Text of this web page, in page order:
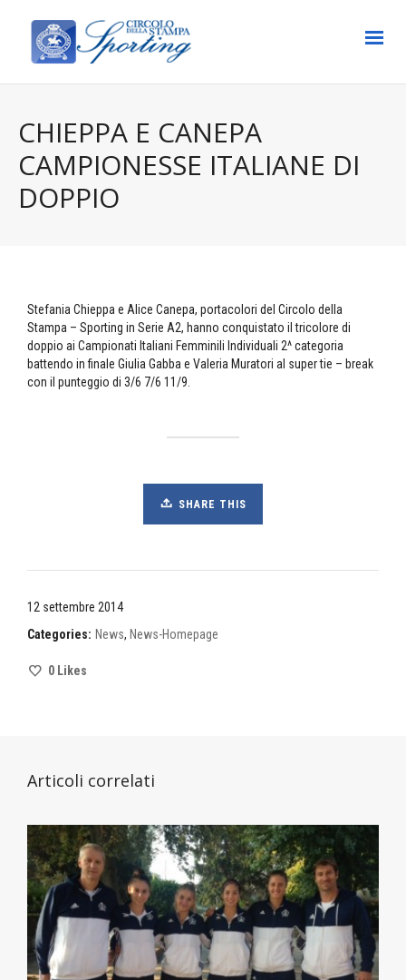
CHIEPPA E CANEPA
CAMPIONESSE ITALIANE DI
DOPPIO
Stefania Chieppa e Alice Canepa, portacolori del Circolo della
Stampa – Sporting in Serie A2, hanno conquistato il tricolore di
doppio ai Campionati Italiani Femminili Individuali 2^ categoria
battendo in finale Giulia Gabba e Valeria Muratori al super tie – break
con il punteggio di 3/6 7/6 11/9.
SHARE THIS
12 settembre 2014
Categories: News, News-Homepage
0 Likes
Articoli correlati